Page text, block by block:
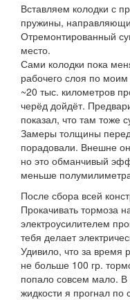
Вставляем колодки с
пружины,
Отремонтированный
место.
Сами колодки пока
рабочего слоя по
~20 тыс. километров
черёд дойдёт.
показал, что там тоже
Замеры толщины
порадовали. Внешне
но это обманчивый
меньше
После сбора всей
Прокачивать тормоза
электроусилителем
тебя делает
Удивило, что за время
не больше 100 гр.
попало совсем мало. В
жидкости я прогнал